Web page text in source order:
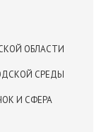
ОБЛАСТИ
СРЕДЫ
И СФЕРА